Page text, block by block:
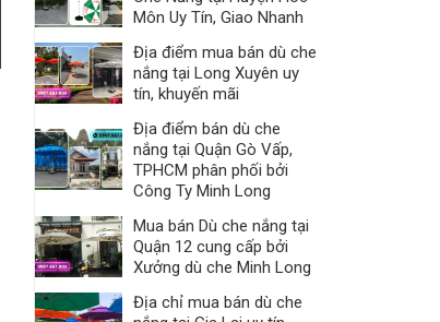
Môn Uy Tín, Giao Nhanh
Địa điểm mua bán dù che
nắng tại Long Xuyên uy
tín, khuyến mãi
Địa điểm bán dù che
nắng tại Quận Gò Vấp,
TPHCM phân phối bởi
Công Ty Minh Long
Mua bán Dù che nắng tại
Quận 12 cung cấp bởi
Xưởng dù che Minh Long
Địa chỉ mua bán dù che